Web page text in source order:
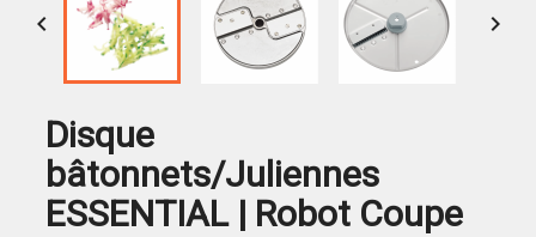
 
Disque
bâtonnets/Juliennes
ESSENTIAL | Robot Coupe